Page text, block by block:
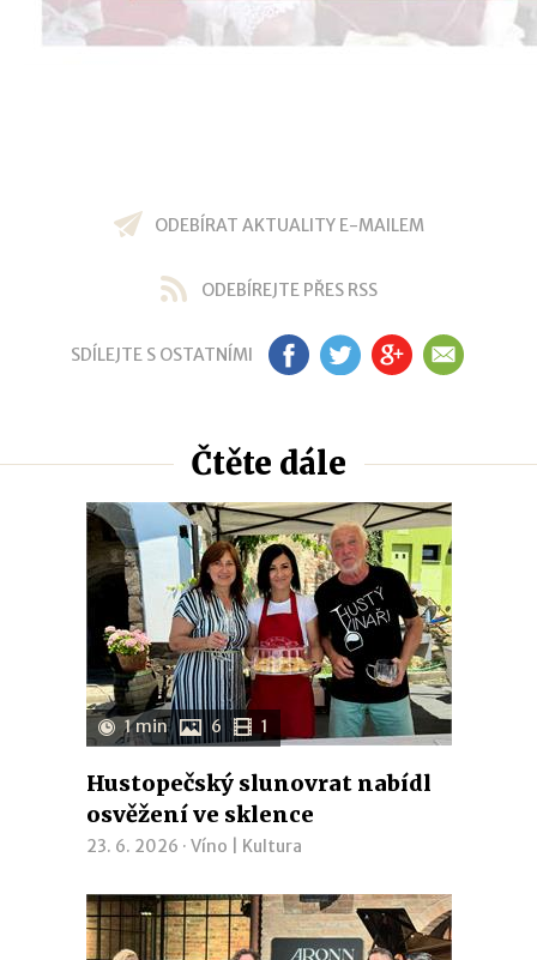
ODEBÍRAT AKTUALITY E-MAILEM
ODEBÍREJTE PŘES RSS
SDÍLEJTE S OSTATNÍMI FB TW GP EM
Čtěte dále
1 min 6 1
Hustopečský slunovrat nabídl
osvěžení ve sklence
23. 6. 2026 · Víno Kultura